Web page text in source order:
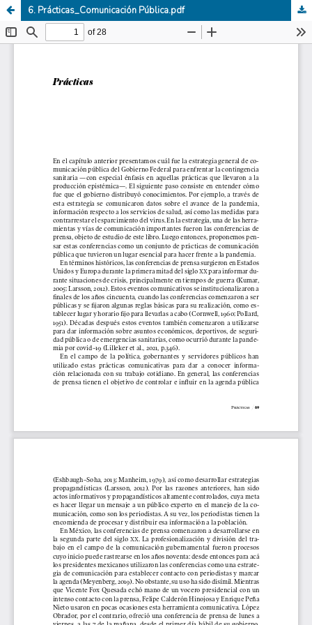
6. Prácticas_Comunicación Pública.pdf